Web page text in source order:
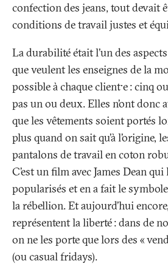
confection des jeans, tout devait
conditions de travail justes et
La durabilité était l’un des
que veulent les enseignes de la
possible à chaque client·e: cinq
pas un ou deux. Elles n’ont donc
que les vêtements soient portés
plus quand on sait qu’à l’origine,
pantalons de travail en coton
C’est un film avec James Dean qui
popularisés et en a fait le
la rébellion. Et aujourd’hui
représentent la liberté: dans de
on ne les porte que lors des «
(ou casual fridays).